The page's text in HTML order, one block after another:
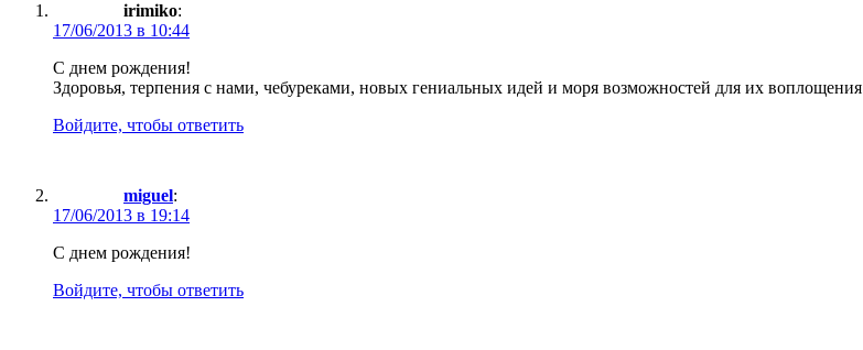
irimiko:
17/06/2013 в 10:44
С днем рождения!
Здоровья, терпения с нами, чебуреками, новых гениальных идей и моря возможностей для их воплощения
Войдите, чтобы ответить
miguel:
17/06/2013 в 19:14
С днем рождения!
Войдите, чтобы ответить